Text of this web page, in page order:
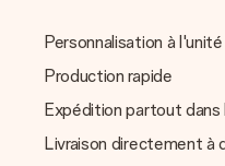
sous un autre format,
client. Nous vous aiderons
Que faire si la couleur ou
disponible ?
Si vous cherchez un cadeau
couleur spécifique, et que
Personnalisation à l'unité
Production rapide
Expédition partout dans
Livraison directement à